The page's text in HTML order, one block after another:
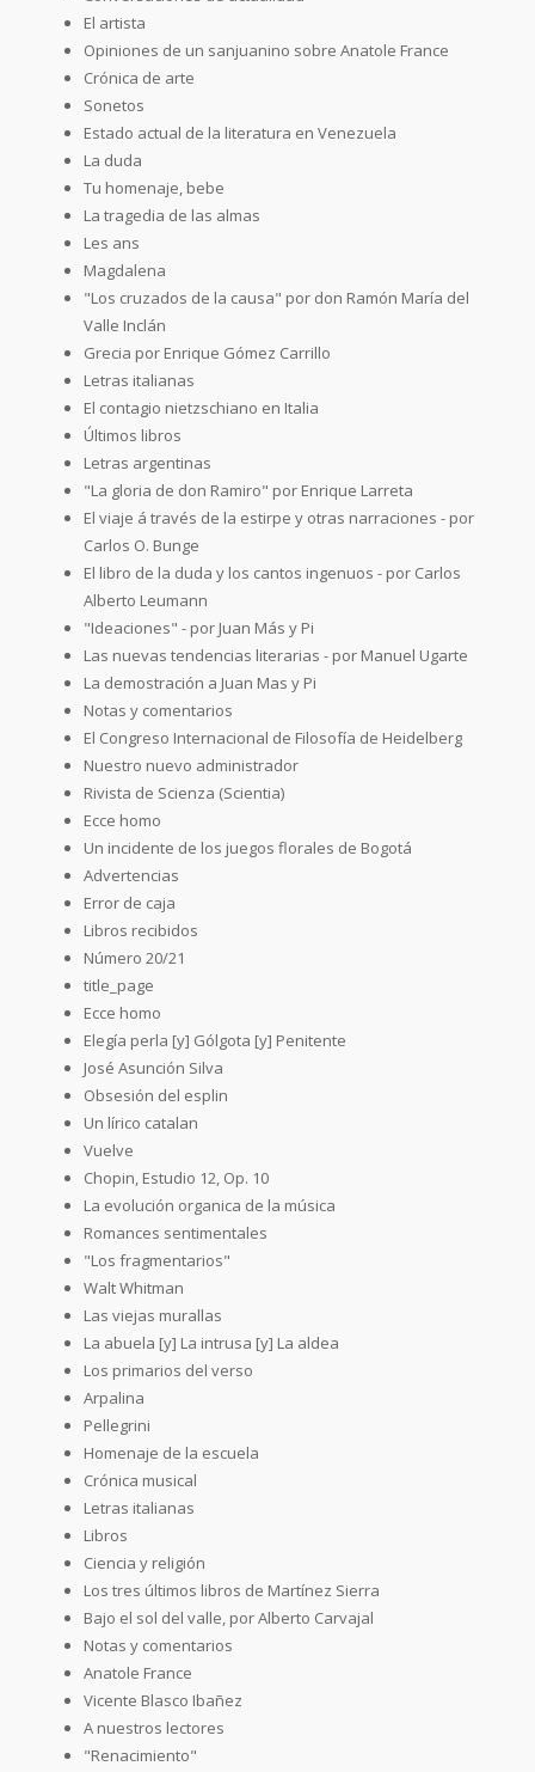
El artista
Opiniones de un sanjuanino sobre Anatole France
Crónica de arte
Sonetos
Estado actual de la literatura en Venezuela
La duda
Tu homenaje, bebe
La tragedia de las almas
Les ans
Magdalena
"Los cruzados de la causa" por don Ramón María del
Valle Inclán
Grecia por Enrique Gómez Carrillo
Letras italianas
El contagio nietzschiano en Italia
Últimos libros
Letras argentinas
"La gloria de don Ramiro" por Enrique Larreta
El viaje á través de la estirpe y otras narraciones - por
Carlos O. Bunge
El libro de la duda y los cantos ingenuos - por Carlos
Alberto Leumann
"Ideaciones" - por Juan Más y Pi
Las nuevas tendencias literarias - por Manuel Ugarte
La demostración a Juan Mas y Pi
Notas y comentarios
El Congreso Internacional de Filosofía de Heidelberg
Nuestro nuevo administrador
Rivista de Scienza (Scientia)
Ecce homo
Un incidente de los juegos florales de Bogotá
Advertencias
Error de caja
Libros recibidos
Número 20/21
title_page
Ecce homo
Elegía perla [y] Gólgota [y] Penitente
José Asunción Silva
Obsesión del esplin
Un lírico catalan
Vuelve
Chopin, Estudio 12, Op. 10
La evolución organica de la música
Romances sentimentales
"Los fragmentarios"
Walt Whitman
Las viejas murallas
La abuela [y] La intrusa [y] La aldea
Los primarios del verso
Arpalina
Pellegrini
Homenaje de la escuela
Crónica musical
Letras italianas
Libros
Ciencia y religión
Los tres últimos libros de Martínez Sierra
Bajo el sol del valle, por Alberto Carvajal
Notas y comentarios
Anatole France
Vicente Blasco Ibañez
A nuestros lectores
"Renacimiento"